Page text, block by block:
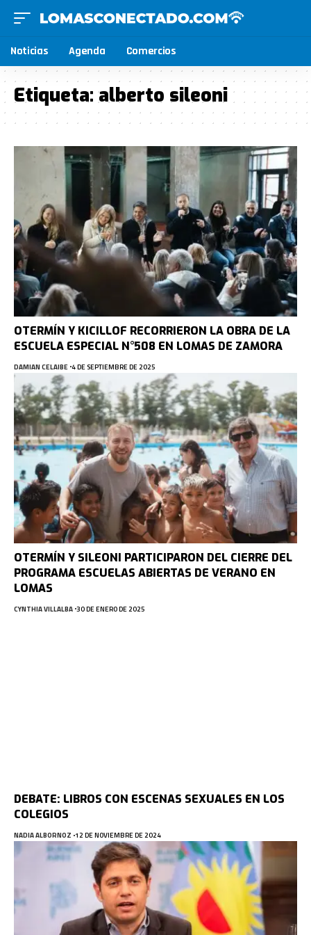
Noticias Agenda Comercios
Etiqueta:alberto sileoni
OTERMÍN Y KICILLOF RECORRIERON LA OBRA DE LA
ESCUELA ESPECIAL N°508 EN LOMAS DE ZAMORA
DAMIAN CELAIBE 4 DE SEPTIEMBRE DE 2025
OTERMÍN Y SILEONI PARTICIPARON DEL CIERRE DEL
PROGRAMA ESCUELAS ABIERTAS DE VERANO EN
LOMAS
CYNTHIA VILLALBA 30 DE ENERO DE 2025
DEBATE: LIBROS CON ESCENAS SEXUALES EN LOS
COLEGIOS
NADIA ALBORNOZ 12 DE NOVIEMBRE DE 2024